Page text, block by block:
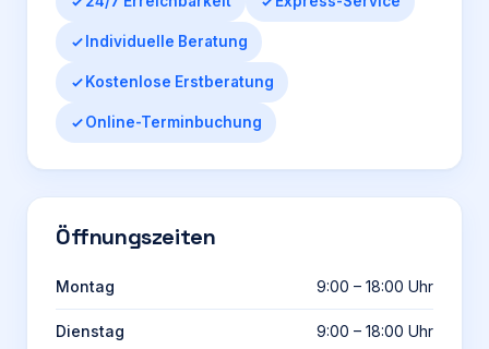
Individuelle Beratung
Kostenlose Erstberatung
Online-Terminbuchung
Öffnungszeiten
Montag 9:00 – 18:00 Uhr
Dienstag 9:00 – 18:00 Uhr